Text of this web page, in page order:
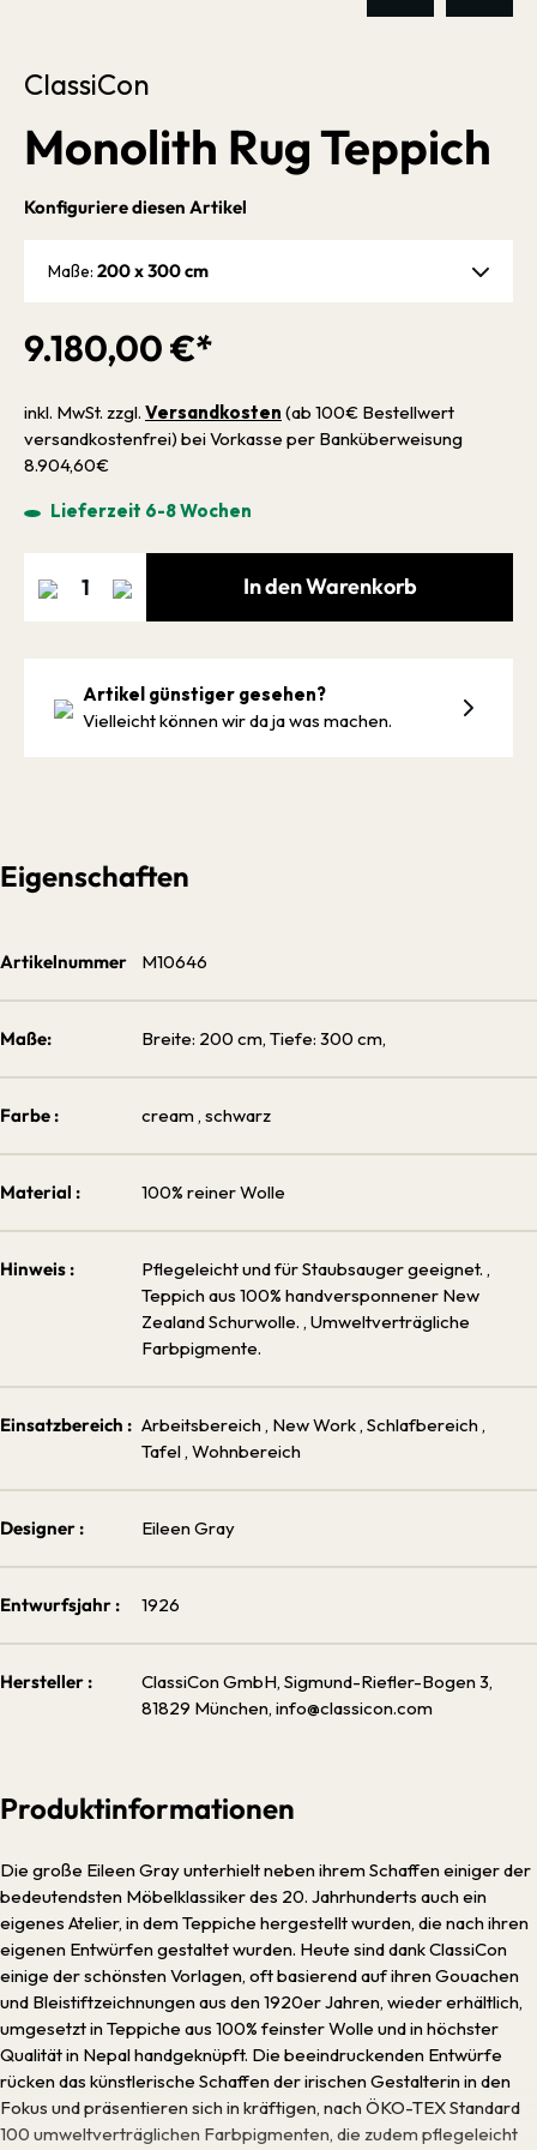
ClassiCon
Monolith Rug Teppich
9.180,00 €*
inkl. MwSt. zzgl. Versandkosten (ab 100€ Bestellwert
versandkostenfrei) bei Vorkasse per Banküberweisung
8.904,60€
Lieferzeit 6-8 Wochen
Konfiguriere diesen Artikel
Maße: 200 x 300 cm
In den Warenkorb
Artikel günstiger gesehen?
Vielleicht können wir da ja was machen.
Eigenschaften
Artikelnummer M10646
Maße: Breite: 200 cm, Tiefe: 300 cm,
Farbe : cream , schwarz
Material : 100% reiner Wolle
Hinweis : Pflegeleicht und für Staubsauger geeignet. ,
Teppich aus 100% handversponnener New
Zealand Schurwolle. , Umweltverträgliche
Farbpigmente.
Einsatzbereich : Arbeitsbereich , New Work , Schlafbereich ,
Tafel , Wohnbereich
Designer : Eileen Gray
Entwurfsjahr : 1926
Hersteller :
ClassiCon GmbH, Sigmund-Riefler-Bogen 3,
81829 München, info@classicon.com
Produktinformationen
Die große Eileen Gray unterhielt neben ihrem Schaffen einiger der
bedeutendsten Möbelklassiker des 20. Jahrhunderts auch ein
eigenes Atelier, in dem Teppiche hergestellt wurden, die nach ihren
eigenen Entwürfen gestaltet wurden. Heute sind dank ClassiCon
einige der schönsten Vorlagen, oft basierend auf ihren Gouachen
und Bleistiftzeichnungen aus den 1920er Jahren, wieder erhältlich,
umgesetzt in Teppiche aus 100% feinster Wolle und in höchster
Qualität in Nepal handgeknüpft. Die beeindruckenden Entwürfe
rücken das künstlerische Schaffen der irischen Gestalterin in den
Fokus und präsentieren sich in kräftigen, nach ÖKO-TEX Standard
100 umweltverträglichen Farbpigmenten, die zudem pflegeleicht